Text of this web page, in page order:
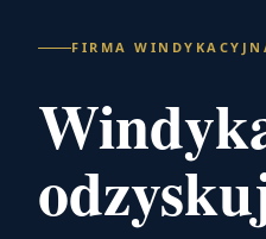
FIRMA